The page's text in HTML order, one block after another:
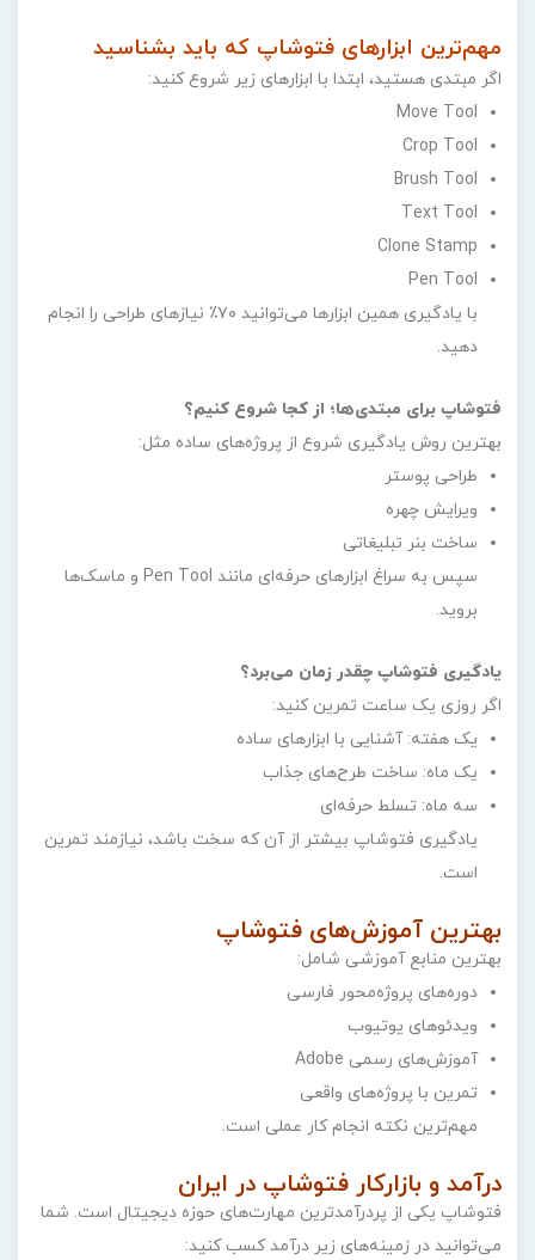
مهم‌ترین ابزارهای فتوشاپ که باید بشناسید
اگر مبتدی هستید، ابتدا با ابزارهای زیر شروع کنید:
Move Tool
Crop Tool
Brush Tool
Text Tool
Clone Stamp
Pen Tool
با یادگیری همین ابزارها می‌توانید ۷۰٪ نیازهای طراحی را انجام
دهید.
فتوشاپ برای مبتدی‌ها؛ از کجا شروع کنیم؟
بهترین روش یادگیری شروع از پروژه‌های ساده مثل:
طراحی پوستر
ویرایش چهره
ساخت بنر تبلیغاتی
سپس به سراغ ابزارهای حرفه‌ای مانند Pen Tool و ماسک‌ها
بروید.
یادگیری فتوشاپ چقدر زمان می‌برد؟
اگر روزی یک ساعت تمرین کنید:
یک هفته: آشنایی با ابزارهای ساده
یک ماه: ساخت طرح‌های جذاب
سه ماه: تسلط حرفه‌ای
یادگیری فتوشاپ بیشتر از آن که سخت باشد، نیازمند تمرین
است.
بهترین آموزش‌های فتوشاپ
بهترین منابع آموزشی شامل:
دوره‌های پروژه‌محور فارسی
ویدئوهای یوتیوب
آموزش‌های رسمی Adobe
تمرین با پروژه‌های واقعی
مهم‌ترین نکته انجام کار عملی است.
درآمد و بازارکار فتوشاپ در ایران
فتوشاپ یکی از پردرآمدترین مهارت‌های حوزه دیجیتال است. شما
می‌توانید در زمینه‌های زیر درآمد کسب کنید: